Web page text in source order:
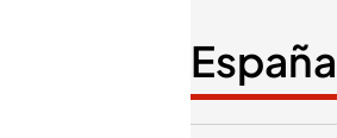
España